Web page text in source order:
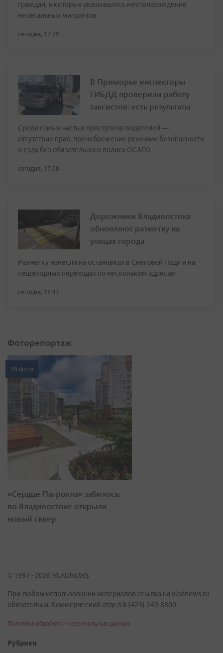
граждан, в которых указывалось местонахождение
нелегальных мигрантов
сегодня, 17:29
В Приморье инспекторы
ГИБДД проверили работу
таксистов: есть результаты
Среди самых частых проступков водителей —
отсутствие прав, пренебрежение ремнями безопасности
и езда без обязательного полиса ОСАГО
сегодня, 17:08
Дорожники Владивостока
обновляют разметку на
улицах города
Разметку нанесли на остановках в Снеговой Пади и на
пешеходных переходах по нескольким адресам
сегодня, 16:47
Фоторепортаж
20 фото
«Сердце Патрокла» забилось:
во Владивостоке открыли
новый сквер
© 1997 - 2026 VLADNEWS
При любом использовании материалов ссылка на vladnews.ru
обязательна. Коммерческий отдел 8 (423) 249-8800
Политика обработки персональных данных
Рубрики